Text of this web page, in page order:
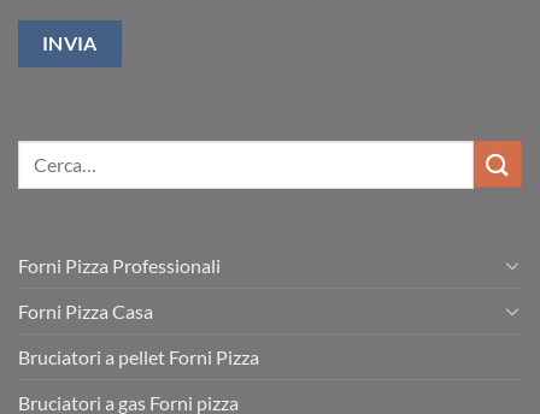
Forni Pizza Professionali
Forni Pizza Casa
Bruciatori a pellet Forni Pizza
Bruciatori a gas Forni pizza